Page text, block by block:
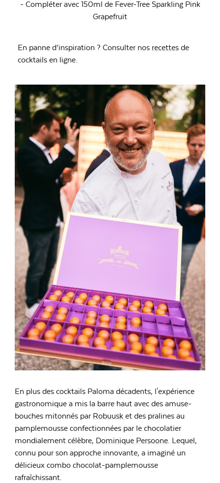
- Compléter avec 150ml de Fever-Tree Sparkling Pink
Grapefruit
En panne d’inspiration ? Consulter nos recettes de
cocktails en ligne.
En plus des cocktails Paloma décadents, l'expérience
gastronomique a mis la barre haut avec des amuse-
bouches mitonnés par Robuusk et des pralines au
pamplemousse confectionnées par le chocolatier
mondialement célèbre, Dominique Persoone. Lequel,
connu pour son approche innovante, a imaginé un
délicieux combo chocolat-pamplemousse
rafraîchissant.